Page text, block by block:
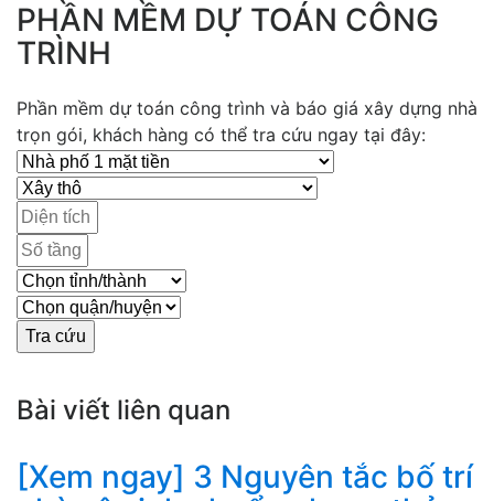
PHẦN MỀM DỰ TOÁN CÔNG
TRÌNH
Phần mềm dự toán công trình và báo giá xây dựng nhà
trọn gói, khách hàng có thể tra cứu ngay tại đây:
Bài viết liên quan
[Xem ngay] 3 Nguyên tắc bố trí